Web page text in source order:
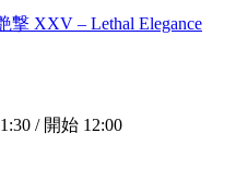
撃 XXV – Lethal Elegance
/ 開始 12:00